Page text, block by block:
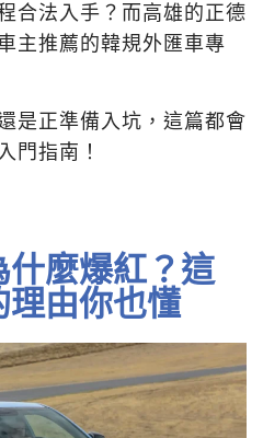
合法入手？而高雄的正德
主推薦的韓規外匯車專
是正準備入坑，這篇都會
門指南！
麼爆紅？這
理由你也懂